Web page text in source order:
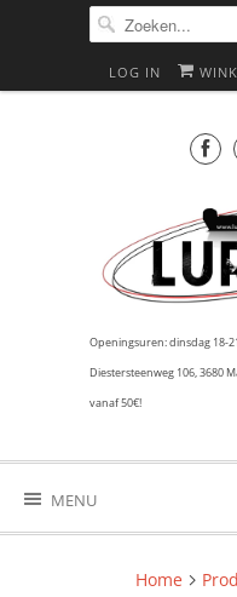
LOG IN
Openingsuren: dinsdag 18-
Diestersteenweg 106, 3680
vanaf 50€!
MENU
Home